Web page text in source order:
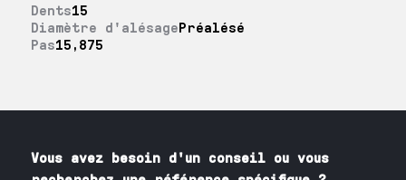
Dents15
Diamètre d'alésagePréalésé
Pas15,875
Vous avez besoin d'un conseil ou vous